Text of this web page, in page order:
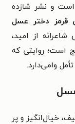
است و نشر شازده
قرمز دختر عسل
شاعرانه از امید،
است؛ روایتی که
وامی‌دارد.
خیال‌انگیز و پر